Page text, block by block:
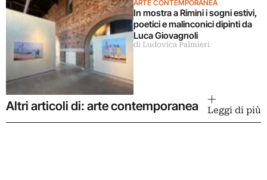
ARTE CONTEMPORANEA
In mostra a Rimini i sogni estivi,
poetici e malinconici dipinti da
Luca Giovagnoli
di Ludovica Palmieri
Altri articoli di: arte contemporanea Leggi di più